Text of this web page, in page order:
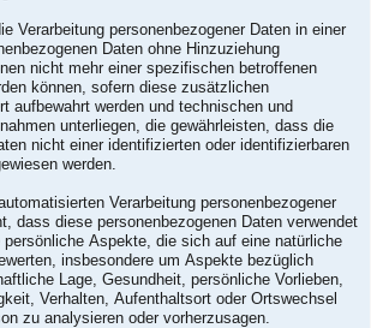
Verarbeitung personenbezogener Daten in einer
Daten ohne Hinzuziehung
nicht mehr einer spezifischen betroffenen
können, sofern diese zusätzlichen
aufbewahrt werden und technischen und
unterliegen, die gewährleisten, dass die
nicht einer identifizierten oder identifizierbaren
werden.
Verarbeitung personenbezogener
dass diese personenbezogenen Daten verwendet
Aspekte, die sich auf eine natürliche
insbesondere um Aspekte bezüglich
Lage, Gesundheit, persönliche Vorlieben,
Verhalten, Aufenthaltsort oder Ortswechsel
zu analysieren oder vorherzusagen.